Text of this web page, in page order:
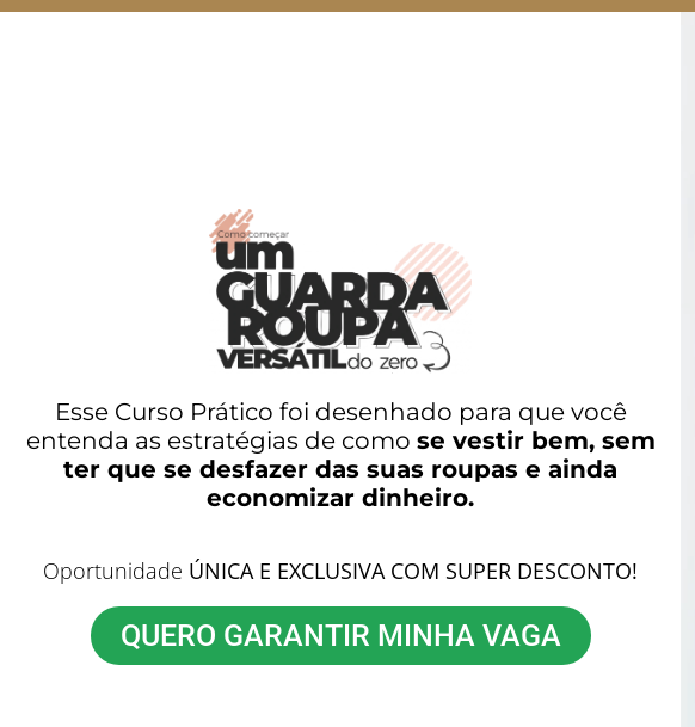
Esse Curso Prático foi desenhado para que você
entenda as estratégias de como se vestir bem, sem
ter que se desfazer das suas roupas e ainda
economizar dinheiro.
Oportunidade ÚNICA E EXCLUSIVA COM SUPER DESCONTO!
QUERO GARANTIR MINHA VAGA